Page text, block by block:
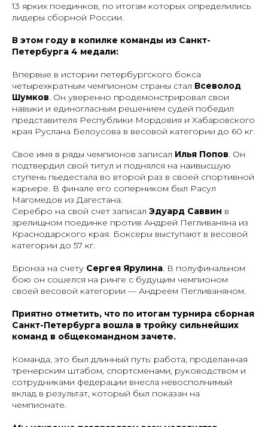
13 ярких поединков, по итогам которых определились
лидеры сборной России.
В этом году в копилке команды из Санкт-
Петербурга 4 медали:
Впервые в истории петербургского бокса
четырехкратным чемпионом страны стал Всеволод
Шумков. Он уверенно продемонстрировал свои
навыки и единогласным решением судей победил
представителя Республики Мордовия и Хабаровского
края Руслана Белоусова в весовой категории до 60 кг.
Свое имя в ряды чемпионов записал Илья Попов. Он
подтвердил свой титул и поднялся на наивысшую
ступень пьедестала во второй раз в своей спортивной
карьере. В финале его соперником был Расул
Магомедов из Дагестана.
Серебро на свой счет записал Эдуард Саввин в
зрелищном поединке против Андрей Пегливаняна из
Краснодарского края. Боксеры выступают в весовой
категории до 57 кг.
Бронза на счету Сергея Ярулина. В полуфинальном
бою он сошелся на ринге с будущим чемпионом
своей весовой категории — Андреем Пегливаняном.
Приятно отметить, что по итогам турнира сборная
Санкт-Петербурга вошла в тройку сильнейших
команд в общекомандном зачете.
Команда, это был длинный путь: работа, проделанная
тренерским штабом, спортсменами, руководством и
сотрудниками федерации внесла невосполнимый
вклад в результат, который был показан на
чемпионате.